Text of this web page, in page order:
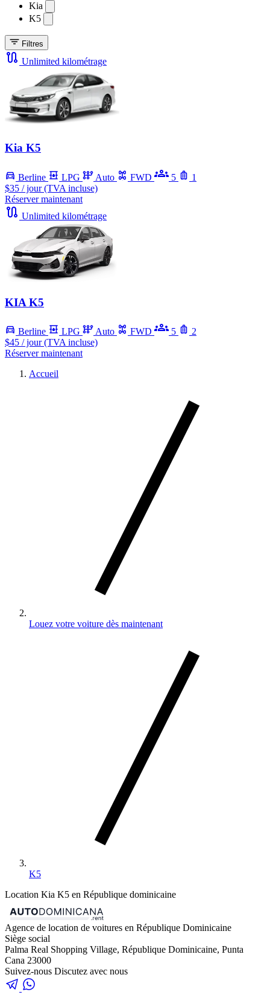
Kia
K5
Filtres
Unlimited kilométrage
Kia K5
Berline LPG Auto FWD 5
1
$35 / jour (TVA incluse)
Réserver maintenant
Unlimited kilométrage
KIA K5
Berline LPG Auto FWD 5
2
$45 / jour (TVA incluse)
Réserver maintenant
Accueil
Louez votre voiture dès maintenant
K5
Location Kia K5 en République dominicaine
Agence de location de voitures en République Dominicaine
Siège social
Palma Real Shopping Village, République Dominicaine, Punta
Cana 23000
Suivez-nous Discutez avec nous